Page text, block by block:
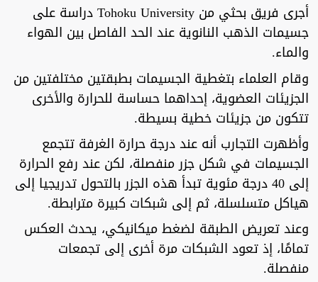
أجرى فريق بحثي من Tohoku University دراسة على
جسيمات الذهب النانوية عند الحد الفاصل بين الهواء
والماء.
وقام العلماء بتغطية الجسيمات بطبقتين مختلفتين من
الجزيئات العضوية، إحداهما حساسة للحرارة والأخرى
تتكون من جزيئات خطية بسيطة.
وأظهرت التجارب أنه عند درجة حرارة الغرفة تتجمع
الجسيمات في شكل جزر منفصلة، لكن عند رفع الحرارة
إلى 40 درجة مئوية تبدأ هذه الجزر بالتحول تدريجيا إلى
هياكل متسلسلة، ثم إلى شبكات كبيرة مترابطة.
وعند تعريض الطبقة لضغط ميكانيكي، يحدث العكس
تمامًا، إذ تعود الشبكات مرة أخرى إلى تجمعات
منفصلة.